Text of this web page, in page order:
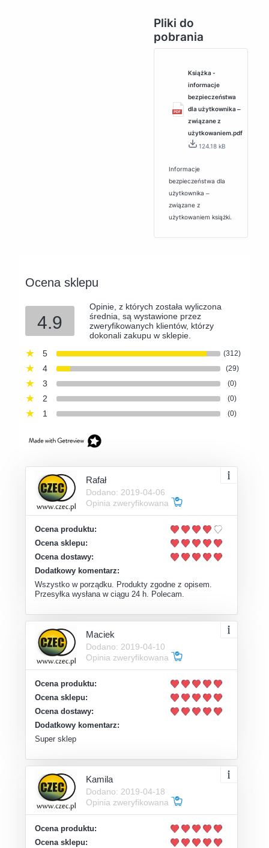
Pliki do
pobrania
Książka -
informacje
bezpieczeństwa
dla użytkownika ‒
związane z
użytkowaniem.pdf
124.18 kB
Informacje
bezpieczeństwa dla
użytkownika ‒
związane z
użytkowaniem książki.
Ocena sklepu
4.9
Opinie, z których została wyliczona
średnia, są wystawione przez
zweryfikowanych klientów, którzy
dokonali zakupu w sklepie.
5
(312)
4 (29)
3 (0)
2 (0)
1 (0)
Rafał
Dodano: 2019-04-06
Opinia zweryfikowana
Ocena produktu:
Ocena sklepu:
Ocena dostawy:
Dodatkowy komentarz:
Wszystko w porządku. Produkty zgodne z opisem.
Przesyłka wysłana w ciągu 24 h. Polecam.
Maciek
Dodano: 2019-04-10
Opinia zweryfikowana
Ocena produktu:
Ocena sklepu:
Ocena dostawy:
Dodatkowy komentarz:
Super sklep
Kamila
Dodano: 2019-04-18
Opinia zweryfikowana
Ocena produktu:
Ocena sklepu: